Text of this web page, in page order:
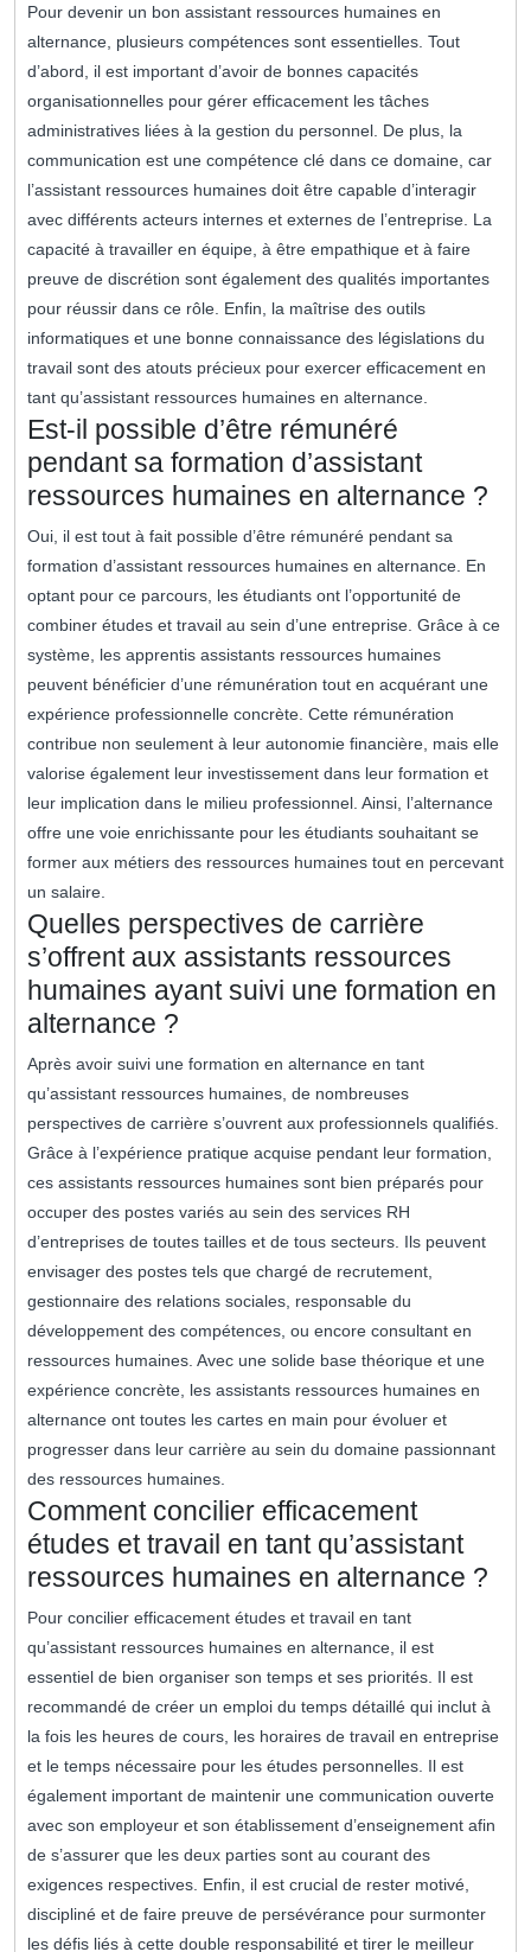
Pour devenir un bon assistant ressources humaines en
alternance, plusieurs compétences sont essentielles. Tout
d’abord, il est important d’avoir de bonnes capacités
organisationnelles pour gérer efficacement les tâches
administratives liées à la gestion du personnel. De plus, la
communication est une compétence clé dans ce domaine, car
l’assistant ressources humaines doit être capable d’interagir
avec différents acteurs internes et externes de l’entreprise. La
capacité à travailler en équipe, à être empathique et à faire
preuve de discrétion sont également des qualités importantes
pour réussir dans ce rôle. Enfin, la maîtrise des outils
informatiques et une bonne connaissance des législations du
travail sont des atouts précieux pour exercer efficacement en
tant qu’assistant ressources humaines en alternance.
Est-il possible d’être rémunéré
pendant sa formation d’assistant
ressources humaines en alternance ?
Oui, il est tout à fait possible d’être rémunéré pendant sa
formation d’assistant ressources humaines en alternance. En
optant pour ce parcours, les étudiants ont l’opportunité de
combiner études et travail au sein d’une entreprise. Grâce à ce
système, les apprentis assistants ressources humaines
peuvent bénéficier d’une rémunération tout en acquérant une
expérience professionnelle concrète. Cette rémunération
contribue non seulement à leur autonomie financière, mais elle
valorise également leur investissement dans leur formation et
leur implication dans le milieu professionnel. Ainsi, l’alternance
offre une voie enrichissante pour les étudiants souhaitant se
former aux métiers des ressources humaines tout en percevant
un salaire.
Quelles perspectives de carrière
s’offrent aux assistants ressources
humaines ayant suivi une formation en
alternance ?
Après avoir suivi une formation en alternance en tant
qu’assistant ressources humaines, de nombreuses
perspectives de carrière s’ouvrent aux professionnels qualifiés.
Grâce à l’expérience pratique acquise pendant leur formation,
ces assistants ressources humaines sont bien préparés pour
occuper des postes variés au sein des services RH
d’entreprises de toutes tailles et de tous secteurs. Ils peuvent
envisager des postes tels que chargé de recrutement,
gestionnaire des relations sociales, responsable du
développement des compétences, ou encore consultant en
ressources humaines. Avec une solide base théorique et une
expérience concrète, les assistants ressources humaines en
alternance ont toutes les cartes en main pour évoluer et
progresser dans leur carrière au sein du domaine passionnant
des ressources humaines.
Comment concilier efficacement
études et travail en tant qu’assistant
ressources humaines en alternance ?
Pour concilier efficacement études et travail en tant
qu’assistant ressources humaines en alternance, il est
essentiel de bien organiser son temps et ses priorités. Il est
recommandé de créer un emploi du temps détaillé qui inclut à
la fois les heures de cours, les horaires de travail en entreprise
et le temps nécessaire pour les études personnelles. Il est
également important de maintenir une communication ouverte
avec son employeur et son établissement d’enseignement afin
de s’assurer que les deux parties sont au courant des
exigences respectives. Enfin, il est crucial de rester motivé,
discipliné et de faire preuve de persévérance pour surmonter
les défis liés à cette double responsabilité et tirer le meilleur